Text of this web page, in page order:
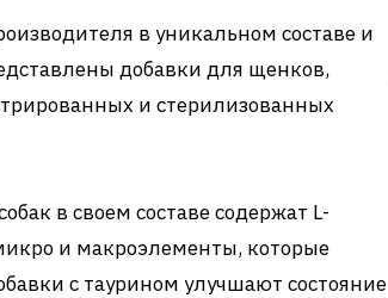
в уникальном составе и
добавки для щенков,
и стерилизованных
в своем составе содержат L-
и макроэлементы, которые
с таурином улучшают состояние